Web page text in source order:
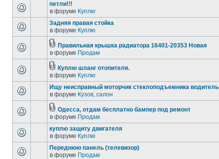
петли!!!
в форуме Куплю
Задняя правая стойка
в форуме Куплю
Правильная крышка радиатора 16401-20353 Новая
в форуме Продам
Куплю шланг отопителя.
в форуме Куплю
Ищу неисправный моторчик стеклоподъемника
в форуме Кузов, салон
Одесса, отдам бесплатно бампер под ремонт
в форуме Продам
куплю защиту двигателя
в форуме Куплю
Переднюю панель (телевизор)
в форуме Продам